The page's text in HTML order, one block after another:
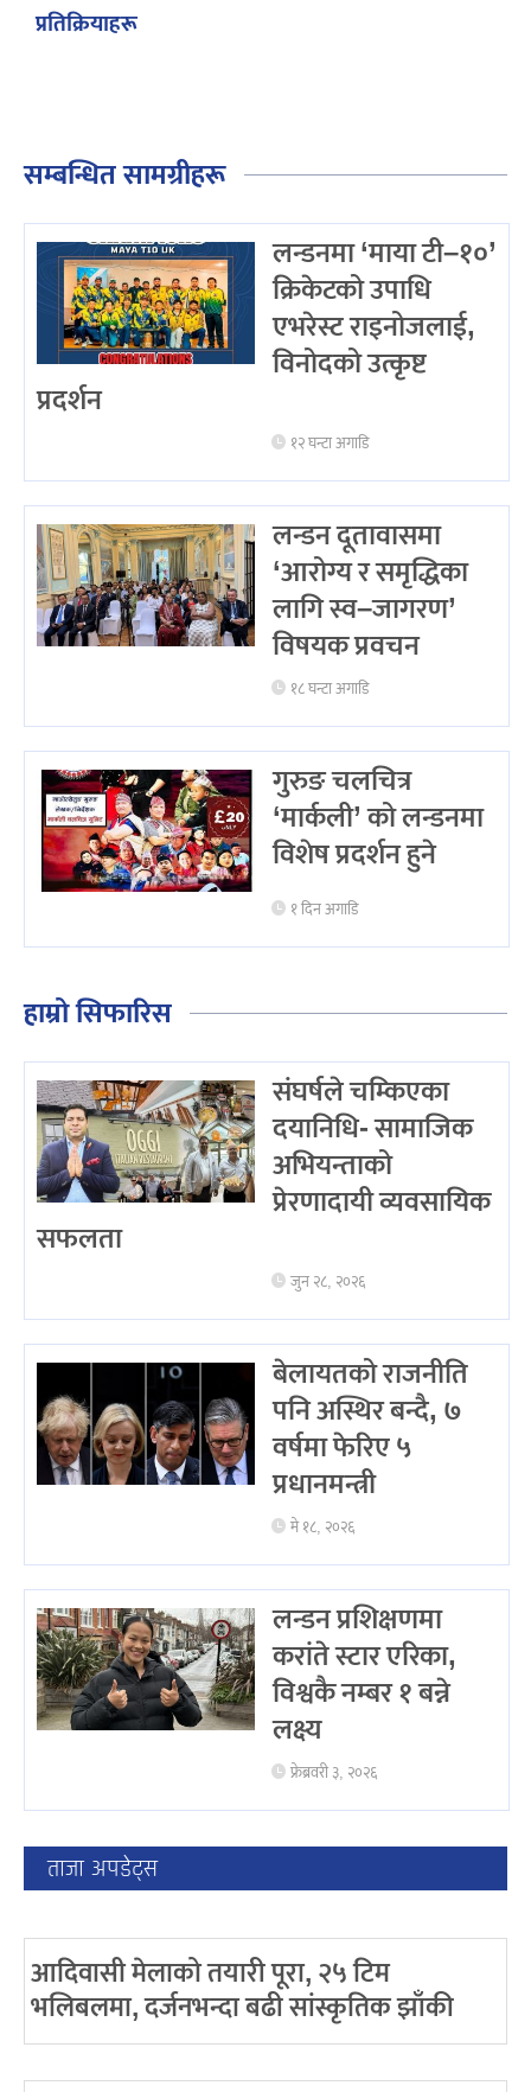
प्रतिक्रियाहरू
सम्बन्धित सामग्रीहरू
लन्डनमा ‘माया टी–१०’
क्रिकेटको उपाधि
एभरेस्ट राइनोजलाई,
विनोदको उत्कृष्ट
प्रदर्शन
१२ घन्टा अगाडि
लन्डन दूतावासमा
‘आरोग्य र समृद्धिका
लागि स्व–जागरण’
विषयक प्रवचन
१८ घन्टा अगाडि
गुरुङ चलचित्र
‘मार्कली’ को लन्डनमा
विशेष प्रदर्शन हुने
१ दिन अगाडि
हाम्रो सिफारिस
संघर्षले चम्किएका
दयानिधि- सामाजिक
अभियन्ताको
प्रेरणादायी व्यवसायिक
सफलता
जुन २८, २०२६
बेलायतको राजनीति
पनि अस्थिर बन्दै, ७
वर्षमा फेरिए ५
प्रधानमन्त्री
मे १८, २०२६
लन्डन प्रशिक्षणमा
करांते स्टार एरिका,
विश्वकै नम्बर १ बन्ने
लक्ष्य
फ्रेब्रवरी ३, २०२६
ताजा अपडेट्स
आदिवासी मेलाको तयारी पूरा, २५ टिम
भलिबलमा, दर्जनभन्दा बढी सांस्कृतिक झाँकी